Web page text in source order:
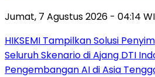
Jumat, 7 Agustus 2026 - 04:14
HIKSEMI Tampilkan Solusi
Seluruh Skenario di Ajang DTI
Pengembangan AI di Asia